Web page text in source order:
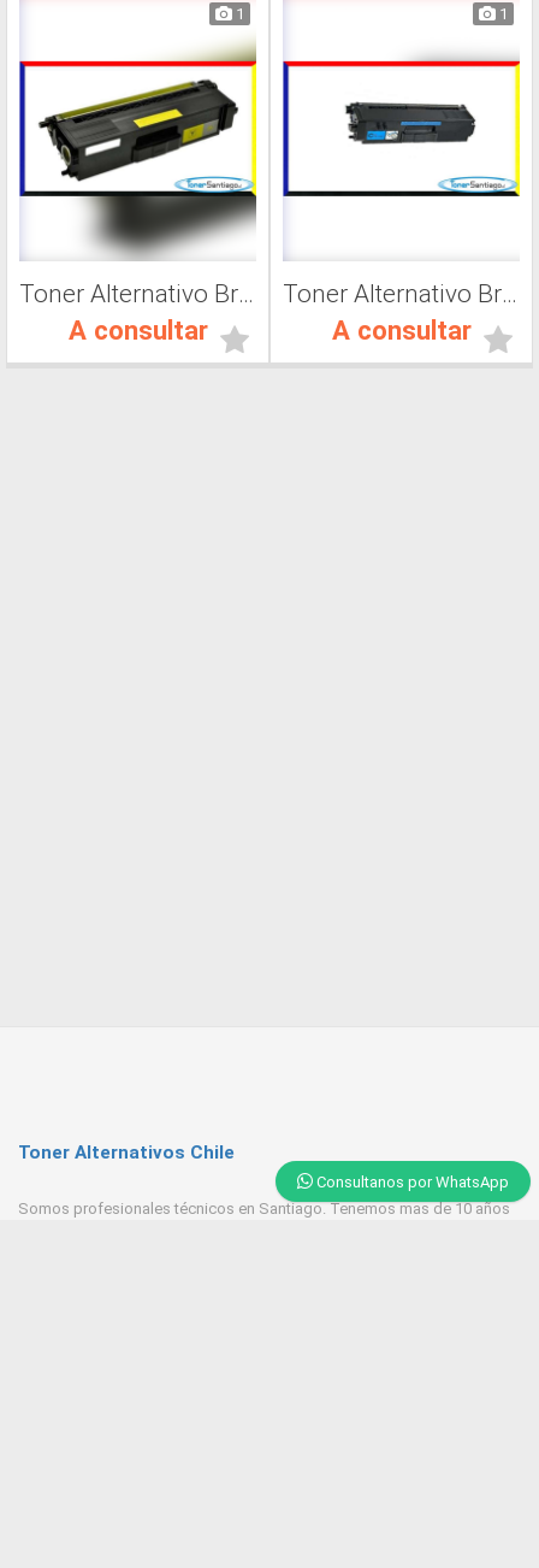
Consultanos por WhatsApp
1
Toner Alternativo Brother TN 419C, Impresora Láser
A consultar
1
Toner Alternativo Brother TN 319C, Impresora Láser
A consultar
Toner Alternativos Chile
Somos profesionales técnicos en Santiago. Tenemos mas de 10 años